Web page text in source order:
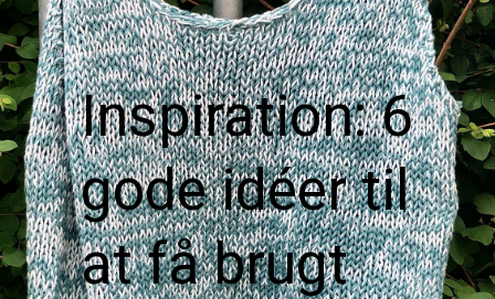
Inspiration: 6
gode idéer til
at få brugt